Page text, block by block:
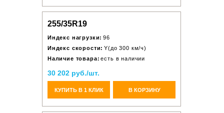
255/35R19
Индекс нагрузки: 96
Индекс скорости: Y(до 300 км/ч)
Наличие товара: есть в наличии
30 202 руб./шт.
КУПИТЬ В 1 КЛИК В КОРЗИНУ